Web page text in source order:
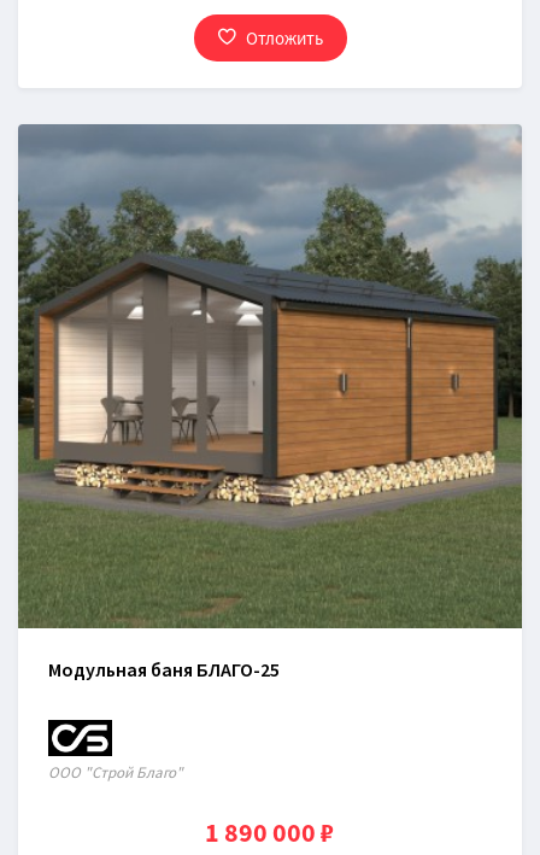
Отложить
Модульная баня БЛАГО-25
OOO "Строй Благо"
1 890 000 ₽